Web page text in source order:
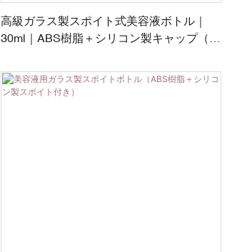
高級ガラス製スポイト式美容液ボトル｜
30ml｜ABS樹脂＋シリコン製キャップ（電